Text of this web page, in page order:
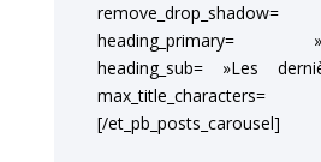
heading_sub= »Les
[/et_pb_posts_carousel]